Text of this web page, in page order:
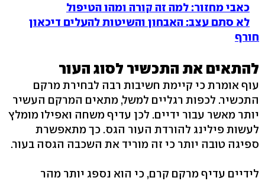
כאבי מחזור: למה זה קורה ומהו הטיפול
לא סתם עצב: האבחון והשיטות להעלים דיכאון
חורף
להתאים את התכשיר לסוג העור
עוף אומרת כי קיימת חשיבות רבה לבחירת מרקם
התכשיר. לכפות רגליים למשל, מתאים המרקם העשיר
יותר מאשר עבור ידיים. לכן עדיף משחה ואפילו מומלץ
לעשות פילינג להורדת העור הגס. כך מתאפשרת
ספיגה טובה יותר כי זה מוריד את השכבה הגסה בעור.
לידיים עדיף מרקם קרם, כי הוא נספג יותר מהר